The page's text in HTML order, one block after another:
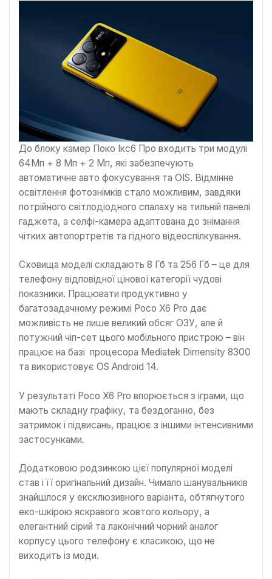
До блоку камер Поко Ікс6 Про входить три модулі
64Мп + 8 Мп + 2 Мп, які забезпечують
автоматичне авто фокусування та OIS. Відмінне
освітлення фотознімків стало можливим, завдяки
потрійного світлодіодного спалаху на тильній панелі
гаджета, а селфі-камера адаптована до знімання
чітких автопортретів та гідного відеоспілкування.
Сховища моделі складають 8 Гб та 256 Гб – це для
телефону відповідної цінової категорії чудові
показники. Працювати продуктивно у
багатозадачному режимі Poco X6 Pro дає
можливість не лише великий обсяг ОЗУ, але й
потужний чіп-сет цього мобільного пристрою – він
працює на базі процесора Mediatek Dimensity 8300
та використовує OS Android 14.
У результаті Poco X6 Pro впорюється з іграми, що
мають складну графіку, та бездоганно, без
затримок і підвисань, працює з іншими інтенсивними
застосунками.
Додатковою родзинкою цієї популярної моделі
став і її оригінальний дизайн. Чимало шанувальників
знайшлося у ексклюзивного варіанта, обтягнутого
еко-шкірою яскравого жовтого кольору, а
елегантний сірий та лаконічний чорний аналог
корпусу цього телефону є класикою, що не
виходить із моди.